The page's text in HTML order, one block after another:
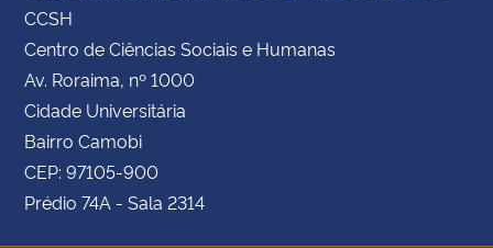
CCSH
Centro de Ciências Sociais e Humanas
Av. Roraima, nº 1000
Cidade Universitária
Bairro Camobi
CEP: 97105-900
Prédio 74A - Sala 2314